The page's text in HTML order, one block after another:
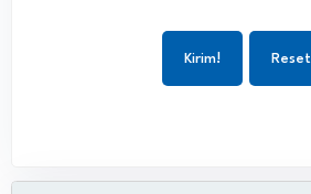
Kirim! Reset